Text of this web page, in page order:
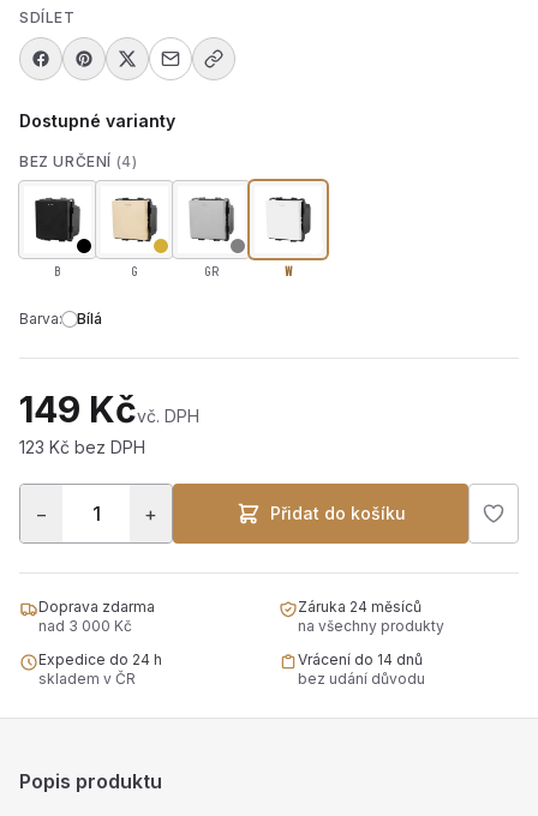
SDÍLET
Dostupné varianty
BEZ URČENÍ (4)
B G GR W
Barva: Bílá
149 Kčvč. DPH
123 Kč bez DPH
− + Přidat do košíku
Doprava zdarma
nad 3 000 Kč
Záruka 24 měsíců
na všechny produkty
Expedice do 24 h
skladem v ČR
Vrácení do 14 dnů
bez udání důvodu
Popis produktu